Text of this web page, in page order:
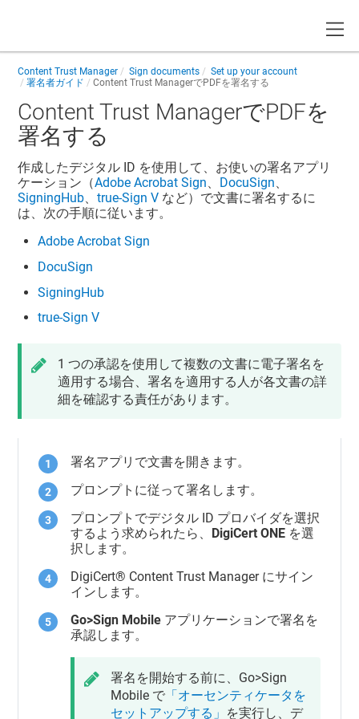
Content Trust Manager Sign documents
Set up your account
署名者ガイド
Content Trust ManagerでPDFを署名する
Content Trust ManagerでPDFを
署名する
作成したデジタル ID を使用して、お使いの署名アプリ
ケーション（Adobe Acrobat Sign、 DocuSign、
SigningHub、true-Sign V など）で文書に署名するに
は、次の手順に従います。
Adobe Acrobat Sign
DocuSign
SigningHub
true-Sign V
1 つの承認を使用して複数の文書に電子署名を
適用する場合、署名を適用する人が各文書の詳
細を確認する責任があります。
署名アプリで文書を開きます。
プロンプトに従って署名します。
プロンプトでデジタル ID プロバイダを選択
するよう求められたら、 DigiCert ONE を選
択します。
DigiCert​​®​​ Content Trust Managerにサイン
インします。
Go>Sign Mobile アプリケーションで署名を
承認します。
署名を開始する前に、Go>Sign
Mobile で 「オーセンティケータを
セットアップする」 を実行し、デ